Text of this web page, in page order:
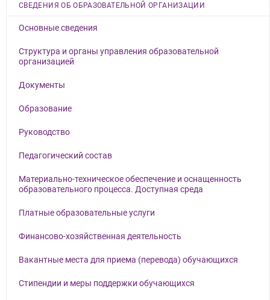
СВЕДЕНИЯ ОБ ОБРАЗОВАТЕЛЬНОЙ ОРГАНИЗАЦИИ
Основные сведения
Структура и органы управления образовательной
организацией
Документы
Образование
Руководство
Педагогический состав
Материально-техническое обеспечение и оснащенность
образовательного процесса. Доступная среда
Платные образовательные услуги
Финансово-хозяйственная деятельность
Вакантные места для приема (перевода) обучающихся
Стипендии и меры поддержки обучающихся